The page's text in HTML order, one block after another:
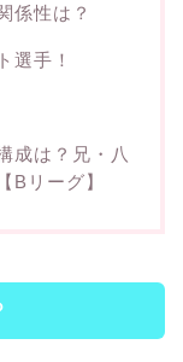
係性は？
選手！
成は？兄・八
Bリーグ】